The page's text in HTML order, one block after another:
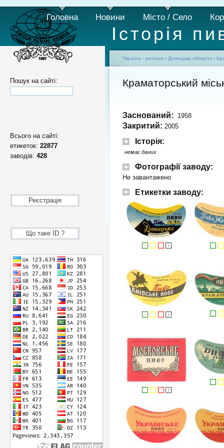
Історія
Головна Новини Місто / Село
Пошук на сайті:
Всього на сайті:
етикеток: 22877
заводів: 428
Реєстрація
Що таке ID ?
Україна - регіони › Донецька область ›
Краматорський
Заснований: 1958
Закритий: 2005
Історія:
немає даних
Фотографії заводу:
Не завантажено
Етикетки заводу:
i
i
i